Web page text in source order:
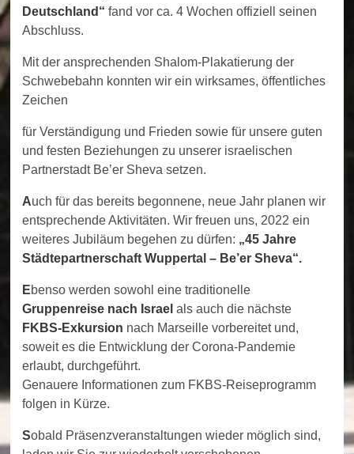
Deutschland “ fand vor ca. 4 Wochen offiziell seinen
Abschluss.
Mit der ansprechenden Shalom-Plakatierung der
Schwebebahn konnten wir ein wirksames, öffentliches
Zeichen
für Verständigung und Frieden sowie für unsere guten
und festen Beziehungen zu unserer israelischen
Partnerstadt Be’er Sheva setzen.
Auch für das bereits begonnene, neue Jahr planen wir
entsprechende Aktivitäten. Wir freuen uns, 2022 ein
weiteres Jubiläum begehen zu dürfen: „45 Jahre
Städtepartnerschaft Wuppertal – Be’er Sheva“.
Ebenso werden sowohl eine traditionelle
Gruppenreise nach Israel als auch die nächste
FKBS-Exkursion nach Marseille vorbereitet und,
soweit es die Entwicklung der Corona-Pandemie
erlaubt, durchgeführt.
Genauere Informationen zum FKBS-Reiseprogramm
folgen in Kürze.
Sobald Präsenzveranstaltungen wieder möglich sind,